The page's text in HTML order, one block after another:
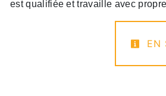
est qualifiée et travaille avec
EN